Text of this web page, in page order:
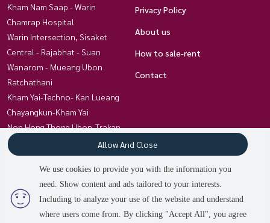
Kham Nam Saap - Warin
Chamrap Hospital
Warin Intersection, Sisaket
Central - Rajabhat - Suan
Wanarom - Mueang Ubon
Ratchathani
Kham Yai-Techno- Kan Lueang
Chayangkun-Kham Yai
Non Hong Thong Ubon-Trakan
Chayangkun-Huai Khum
Charoensri-Ubon University
Chayangkun, Khlong Awuth
Chaengsanit-City Hall-Tha Bo
Privacy Policy
About us
How to sale-rent
Contact
We use cookies to provide you with the information you
need. Show content and ads tailored to your interests.
Including to analyze your use of the website and understand
where users come from. By clicking "Accept All", you agree
Allow And Close